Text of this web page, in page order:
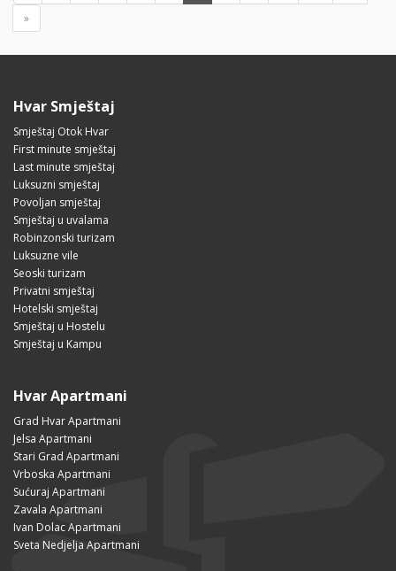
»
Hvar Smještaj
Smještaj Otok Hvar
First minute smještaj
Last minute smještaj
Luksuzni smještaj
Povoljan smještaj
Smještaj u uvalama
Robinzonski turizam
Luksuzne vile
Seoski turizam
Privatni smještaj
Hotelski smještaj
Smještaj u Hostelu
Smještaj u Kampu
Hvar Apartmani
Grad Hvar Apartmani
Jelsa Apartmani
Stari Grad Apartmani
Vrboska Apartmani
Sućuraj Apartmani
Zavala Apartmani
Ivan Dolac Apartmani
Sveta Nedjelja Apartmani